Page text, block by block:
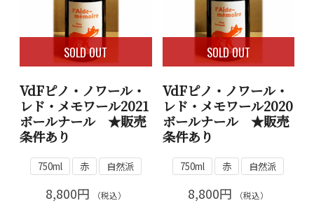
SOLD OUT
VdFピノ・ノワール・
レド・メモワール2021
ボールナール ★販売
条件あり
750ml 赤 自然派
8,800円 （税込）
SOLD OUT
VdFピノ・ノワール・
レド・メモワール2020
ボールナール ★販売
条件あり
750ml 赤 自然派
8,800円 （税込）